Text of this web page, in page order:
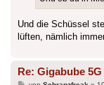
Und die Schüssel
lüften, nämlich
Re: Gigabube 5G